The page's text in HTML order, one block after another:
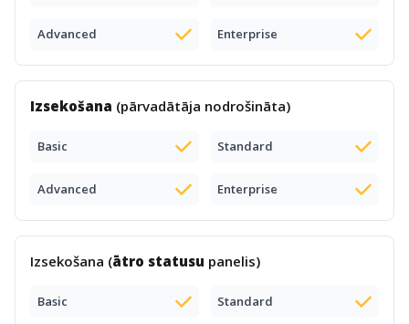
Advanced Enterprise
Izsekošana (pārvadātāja nodrošināta)
Basic Standard
Advanced Enterprise
Izsekošana (ātro statusu panelis)
Basic Standard